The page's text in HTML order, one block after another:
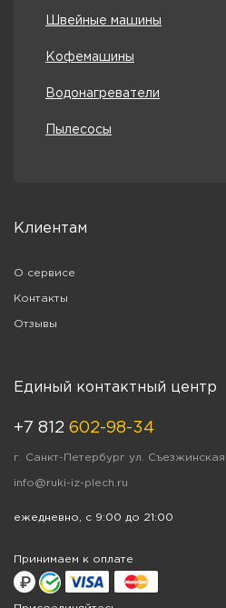
Швейные машины
Кофемашины
Водонагреватели
Пылесосы
Клиентам
О сервисе
Контакты
Отзывы
Единый контактный центр
+7 812 602-98-34
г. Санкт-Петербург ул. Съезжинская
info@ruki-iz-plech.ru
ежедневно, с 9:00 до 21:00
Принимаем к оплате